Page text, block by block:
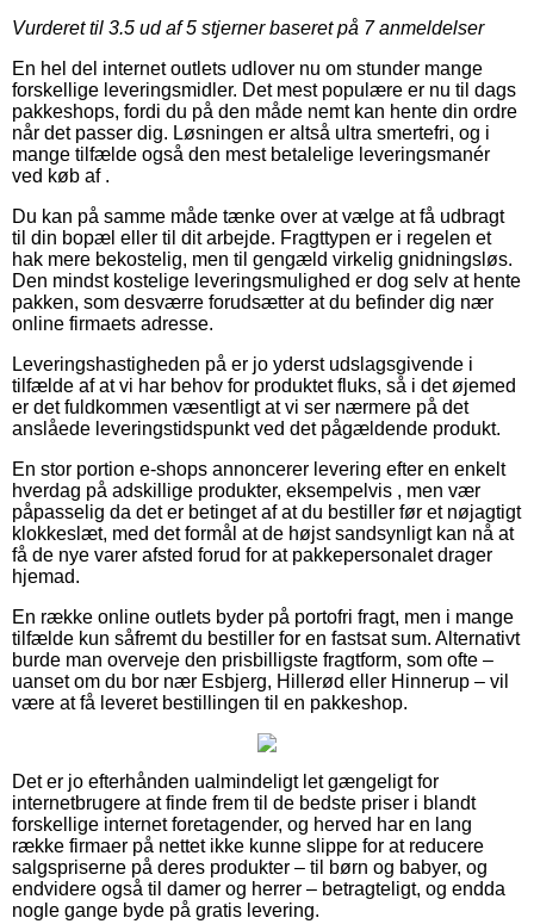
Vurderet til 3.5 ud af 5 stjerner baseret på 7anmeldelser
En hel del internet outlets udlover nu om stunder mange
forskellige leveringsmidler. Det mest populære er nu til dags
pakkeshops, fordi du på den måde nemt kan hente din ordre
når det passer dig. Løsningen er altså ultra smertefri, og i
mange tilfælde også den mest betalelige leveringsmanér
ved køb af .
Du kan på samme måde tænke over at vælge at få udbragt
til din bopæl eller til dit arbejde. Fragttypen er i regelen et
hak mere bekostelig, men til gengæld virkelig gnidningsløs.
Den mindst kostelige leveringsmulighed er dog selv at hente
pakken, som desværre forudsætter at du befinder dig nær
online firmaets adresse.
Leveringshastigheden på er jo yderst udslagsgivende i
tilfælde af at vi har behov for produktet fluks, så i det øjemed
er det fuldkommen væsentligt at vi ser nærmere på det
anslåede leveringstidspunkt ved det pågældende produkt.
En stor portion e-shops annoncerer levering efter en enkelt
hverdag på adskillige produkter, eksempelvis , men vær
påpasselig da det er betinget af at du bestiller før et nøjagtigt
klokkeslæt, med det formål at de højst sandsynligt kan nå at
få de nye varer afsted forud for at pakkepersonalet drager
hjemad.
En række online outlets byder på portofri fragt, men i mange
tilfælde kun såfremt du bestiller for en fastsat sum. Alternativt
burde man overveje den prisbilligste fragtform, som ofte –
uanset om du bor nær Esbjerg, Hillerød eller Hinnerup – vil
være at få leveret bestillingen til en pakkeshop.
Det er jo efterhånden ualmindeligt let gængeligt for
internetbrugere at finde frem til de bedste priser i blandt
forskellige internet foretagender, og herved har en lang
række firmaer på nettet ikke kunne slippe for at reducere
salgspriserne på deres produkter – til børn og babyer, og
endvidere også til damer og herrer – betragteligt, og endda
nogle gange byde på gratis levering.